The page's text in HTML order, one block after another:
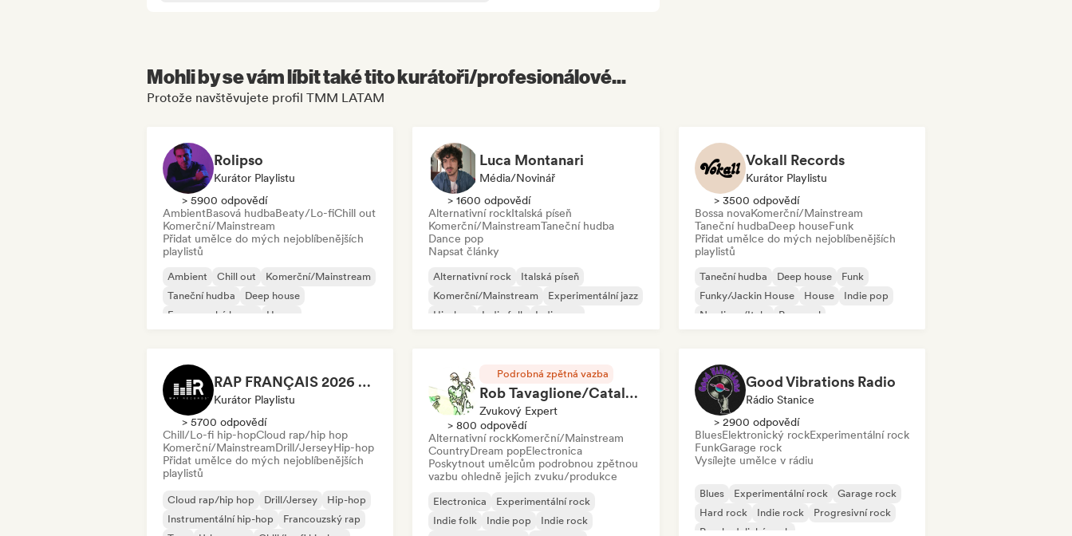
Mohli by se vám líbit také tito kurátoři/profesionálové...
Protože navštěvujete profil TMM LATAM
Rolipso
Kurátor Playlistu
> 5900 odpovědí
AmbientBasová hudbaBeaty/Lo-fiChill out
Komerční/Mainstream
Přidat umělce do mých nejoblíbenějších
playlistů
Ambient Chill out
Komerční/Mainstream
Taneční hudba
Deep house
Francouzský house
House
Luca Montanari
Média/novinář
> 1600 odpovědí
Alternativní rockItalská píseň
Komerční/MainstreamTaneční hudba
Dance pop
Napsat články
Alternativní rock
Italská píseň
Komerční/Mainstream
Experimentální jazz
Hip-hop
Indie folk
Indie pop
Vokall Records
Kurátor Playlistu
> 3500 odpovědí
Bossa novaKomerční/Mainstream
Taneční hudbaDeep houseFunk
Přidat umělce do mých nejoblíbenějších
playlistů
Taneční hudba Deep house
Funk
Funky/Jackin House
House
Indie pop
Nu-disco/Italo
Pop-soul
RAP FRANÇAIS 2026 🔥🇫🇷 (Way Records)
Kurátor Playlistu
> 5700 odpovědí
Chill/Lo-fi hip-hopCloud rap/hip hop
Komerční/MainstreamDrill/JerseyHip-hop
Přidat umělce do mých nejoblíbenějších
playlistů
Cloud rap/hip hop Drill/Jersey
Hip-hop
Instrumentální hip-hop
Francouzský rap
Podrobná zpětná vazba
Rob Tavaglione/Catalyst Recording
Zvukový Expert
> 800 odpovědí
Alternativní rockKomerční/Mainstream
CountryDream popElectronica
Poskytnout umělcům podrobnou zpětnou
vazbu ohledně jejich zvuku/produkce
Electronica
Experimentální rock
Indie folk
Indie pop
Indie rock
Good Vibrations Radio
Rádio Stanice
> 2900 odpovědí
BluesElektronický rockExperimentální rock
FunkGarage rock
Vysílejte umělce v rádiu
Blues Experimentální rock
Garage rock
Hard rock
Indie rock
Progresivní rock
Psychedelický rock